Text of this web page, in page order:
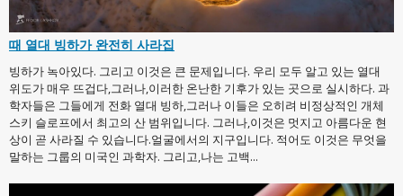
때 열대 빙하가 완전히 사라집
빙하가 녹아있다. 그리고 이것은 큰 문제입니다. 우리 모두 알고 있는 열대
위도가 매우 뜨겁다,그러나,이러한 온난한 기후가 있는 곳으로 실시하다. 과
학자들은 그들에게 전화 열대 빙하,그러나 이들은 오히려 비정상적인 개체
스키 슬로프에서 최고의 산 범위입니다. 그러나,이것은 멋지고 아름다운 현
상이 곧 사라질 수 있습니다.얼굴에서의 지구입니다. 적어도 이것은 무엇을
말하는 그룹의 미국인 과학자. 그리고,나는 고백...